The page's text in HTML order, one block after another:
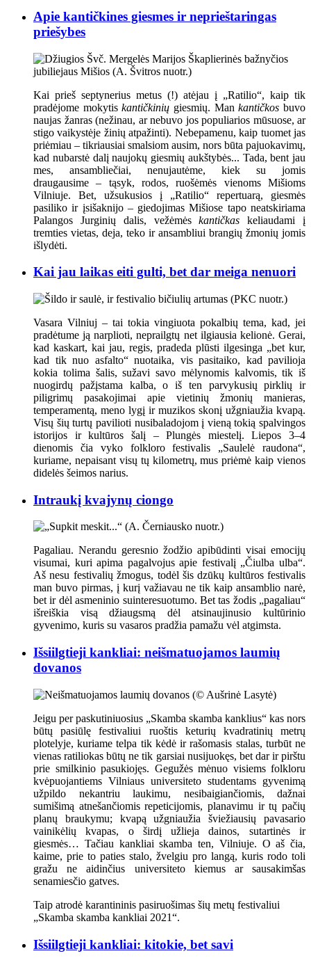
Apie kantičkines giesmes ir neprieštaringas
priešybes
Kai prieš septynerius metus (!) atėjau į „Ratilio“, kaip tik
pradėjome mokytiskantičkinių giesmių. Mankantičkos buvo
naujas žanras (nežinau, ar nebuvo jos populiarios mūsuose, ar
stigo vaikystėje žinių atpažinti). Nebepamenu, kaip tuomet jas
priėmiau – tikriausiai smalsiom ausim, nors būta pajuokavimų,
kad nubarstė dalį naujokų giesmių aukštybės... Tada, bent jau
mes, ansambliečiai, nenujautėme, kiek su jomis
draugausime – tąsyk, rodos, ruošėmės vienoms Mišioms
Vilniuje. Bet, užsukusios į „Ratilio“ repertuarą, giesmės
pasiliko ir įsišaknijo – giedojimas Mišiose tapo neatskiriama
Palangos Jurginių dalis, vežėmėskantičkas keliaudami į
tremties vietas, deja, teko ir ansambliui brangių žmonių jomis
išlydėti.
Kai jau laikas eiti gulti, bet dar meiga nenuori
Vasara Vilniuj – tai tokia vingiuota pokalbių tema, kad, jei
pradėtume ją narplioti, neprailgtų net ilgiausia kelionė. Gerai,
kad kaskart, kai jau, regis, pradeda plūsti ilgesinga „bet kur,
kad tik nuo asfalto“ nuotaika, vis pasitaiko, kad pavilioja
kokia tolima šalis, sužavi savo mėlynomis kalvomis, tik iš
nuogirdų pažįstama kalba, o iš ten parvykusių pirklių ir
piligrimų pasakojimai apie vietinių žmonių manieras,
temperamentą, meno lygį ir muzikos skonį užgniaužia kvapą.
Visų šių turtų pavilioti nusibaladojom į vieną tokią spalvingos
istorijos ir kultūros šalį – Plungės miestelį. Liepos 3–4
dienomis čia vyko folkloro festivalis „Saulelė raudona“,
kuriame, nepaisant visų tų kilometrų, mus priėmė kaip vienos
didelės šeimos narius.
Intraukį kvajynų ciongo
Pagaliau. Nerandu geresnio žodžio apibūdinti visai emocijų
visumai, kuri apima pagalvojus apie festivalį „Čiulba ulba“.
Aš nesu festivalių žmogus, todėl šis dzūkų kultūros festivalis
man buvo pirmas, į kurį važiavau ne tik kaip ansamblio narė,
bet ir dėl asmeninio suinteresuotumo. Bet tas žodis „pagaliau“
išreiškia visą džiaugsmą dėl atsinaujinusio kultūrinio
gyvenimo, kuris su vasaros pradžia pamažu vėl atgimsta.
Išsiilgtieji kankliai: neišmatuojamos laumių
dovanos
Jeigu per paskutiniuosius „Skamba skamba kanklius“ kas nors
būtų pasiūlę festivaliui ruoštis keturių kvadratinių metrų
plotelyje, kuriame telpa tik kėdė ir rašomasis stalas, turbūt ne
vienas ratiliokas būtų ne tik garsiai nusijuokęs, bet dar ir pirštu
prie smilkinio pasukiojęs. Gegužės mėnuo visiems folkloru
kvėpuojantiems Vilniaus universiteto studentams gyvenimą
užpildo nekantriu laukimu, nesibaigiančiomis, dažnai
sumišimą atnešančiomis repeticijomis, planavimu ir tų pačių
planų braukymu; kvapą užgniaužia šviežiausių pavasario
vainikėlių kvapas, o širdį užlieja dainos, sutartinės ir
giesmės… Tačiau kankliai skamba ten, Vilniuje. O aš čia,
kaime, prie to paties stalo, žvelgiu pro langą, kuris rodo toli
gražu ne aidinčius universiteto kiemus ar sausakimšas
senamiesčio gatves.
Taip atrodė karantininis pasiruošimas šių metų festivaliui
„Skamba skamba kankliai 2021“.
Išsiilgtieji kankliai: kitokie, bet savi